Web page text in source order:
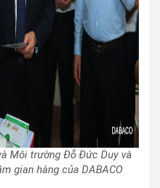
Môi trường Đỗ Đức Duy và
gian hàng của DABACO